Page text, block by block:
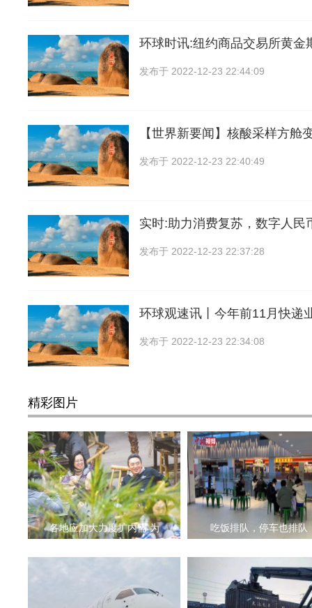
环球时讯:纽约商品交易所黄金
发布于 2022-12-23 22:44:09
【世界新要闻】核酸采样方舱
发布于 2022-12-23 22:40:49
实时:助力消费复苏，数字人民
发布于 2022-12-23 22:37:28
环球观速讯丨今年前11月快递
发布于 2022-12-23 22:34:08
精彩图片
各地应加大力度扩内需 为 吃饭排队，停车也排队